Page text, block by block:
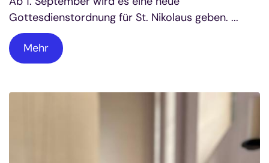
Gottesdienstordnung für St. Nikolaus geben. ...
Mehr